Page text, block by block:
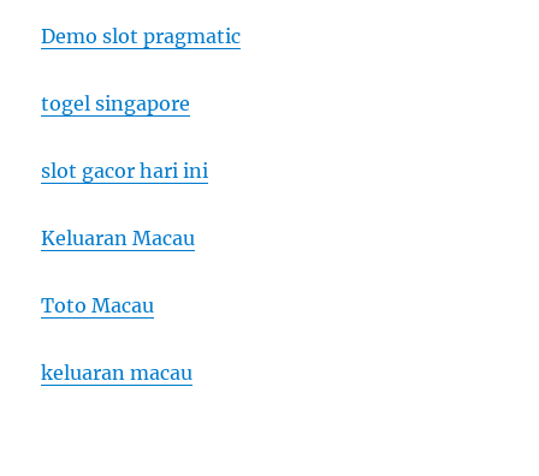
Demo slot pragmatic
togel singapore
slot gacor hari ini
Keluaran Macau
Toto Macau
keluaran macau